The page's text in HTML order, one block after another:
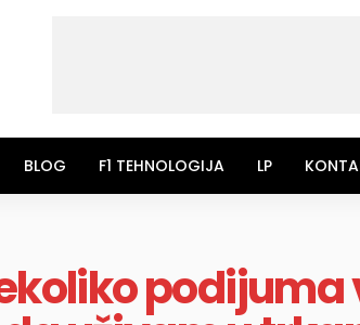
BLOG F1 TEHNOLOGIJA LP